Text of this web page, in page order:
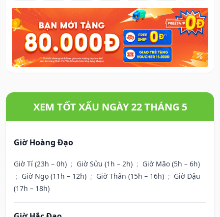
XEM TỐT XẤU NGÀY 22 THÁNG 5
Giờ Hoàng Đạo
Giờ Tí (23h – 0h) ; Giờ Sửu (1h – 2h) ; Giờ Mão (5h – 6h)
; Giờ Ngọ (11h – 12h) ; Giờ Thân (15h – 16h) ; Giờ Dậu
(17h – 18h)